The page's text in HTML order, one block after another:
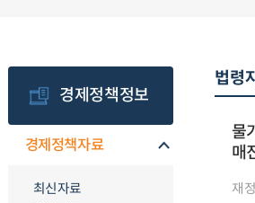
경제정책정보
경제정책자료
최신자료
법령
물
매
재